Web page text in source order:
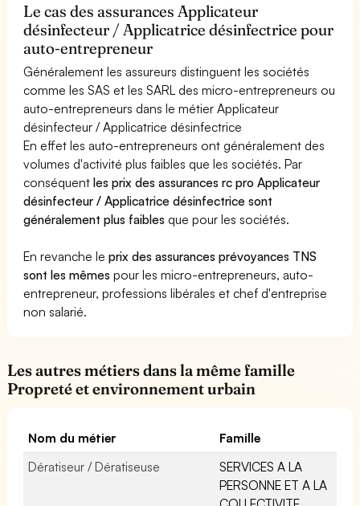
Le cas des assurances Applicateur
désinfecteur / Applicatrice désinfectrice pour
auto-entrepreneur
Généralement les assureurs distinguent les sociétés
comme les SAS et les SARL des micro-entrepreneurs ou
auto-entrepreneurs dans le métier Applicateur
désinfecteur / Applicatrice désinfectrice
En effet les auto-entrepreneurs ont généralement des
volumes d'activité plus faibles que les sociétés. Par
conséquentles prix des assurances rc pro Applicateur
désinfecteur / Applicatrice désinfectrice sont
généralement plus faibles que pour les sociétés.
En revanche leprix des assurances prévoyances TNS
sont les mêmes pour les micro-entrepreneurs, auto-
entrepreneur, professions libérales et chef d'entreprise
non salarié.
Les autres métiers dans la même famille
Propreté et environnement urbain
Nom du métier
Famille
Dératiseur / Dératiseuse
SERVICES A LA
PERSONNE ET A LA